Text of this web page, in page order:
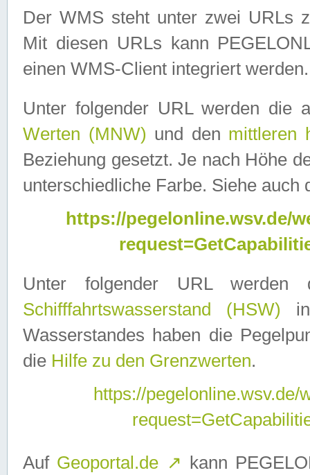
Der WMS steht unter zwei URLs
Mit diesen URLs kann
einen WMS-Client integriert werden.
Unter folgender URL werden die
Werten (MNW) und den mittleren
Beziehung gesetzt. Je nach Höhe
unterschiedliche Farbe. Siehe auch
https://pegelonline.wsv.de/
Unter folgender URL
Schifffahrtswasserstand (HSW)
Wasserstandes haben die
die Hilfe zu den Grenzwerten.
https://
Auf Geoportal.de ↗ kann